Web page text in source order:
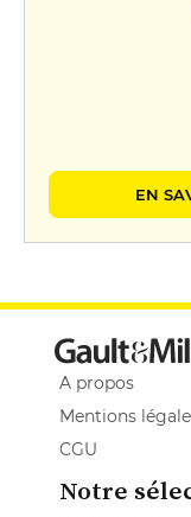
EN
A propos
Mentions
CGU
Notre